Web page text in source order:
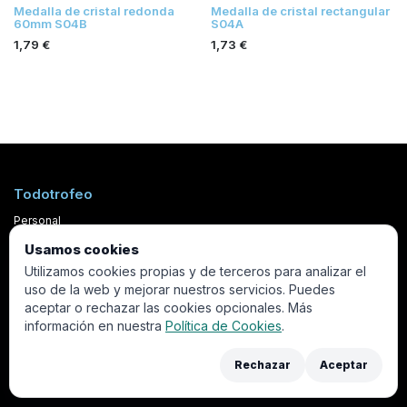
Medalla de cristal redonda
60mm S04B
1,79 €
Medalla de cristal rectangular
S04A
1,73 €
Todotrofeo
Personal
Quienes somos
Trabaja con nosotros
Servicios
Usamos cookies
Utilizamos cookies propias y de terceros para analizar el
uso de la web y mejorar nuestros servicios. Puedes
aceptar o rechazar las cookies opcionales. Más
información en nuestra Política de Cookies.
Rechazar Aceptar